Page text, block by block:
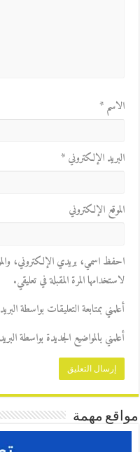
الاسم*
البريد الإلكتروني*
الموقع الإلكتروني
احفظ اسمي، بريدي الإلكتروني،
لاستخدامها المرة المقبلة في تعليقي.
أعلمني بمتابعة التعليقات بواسطة
أعلمني بالمواضيع الجديدة بواسطة
مواقع مهمة